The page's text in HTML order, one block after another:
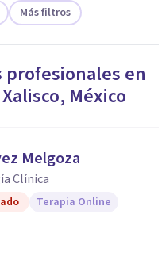
Más filtros
profesionales en
Xalisco, México
Melgoza
Clínica
Terapia Online